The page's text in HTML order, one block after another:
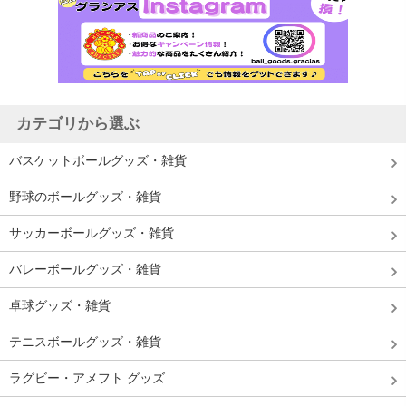
カテゴリから選ぶ
バスケットボールグッズ・雑貨
野球のボールグッズ・雑貨
サッカーボールグッズ・雑貨
バレーボールグッズ・雑貨
卓球グッズ・雑貨
テニスボールグッズ・雑貨
ラグビー・アメフト グッズ